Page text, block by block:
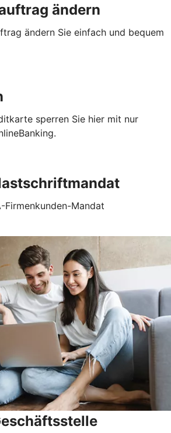
ändern
ändern Sie einfach und bequem
sperren Sie hier mit nur
Firmenkunden-Mandat